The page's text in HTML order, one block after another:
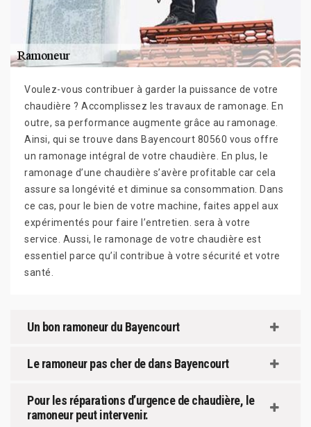
Voulez-vous contribuer à garder la puissance de votre
chaudière ? Accomplissez les travaux de ramonage. En
outre, sa performance augmente grâce au ramonage.
Ainsi, qui se trouve dans Bayencourt 80560 vous offre
un ramonage intégral de votre chaudière. En plus, le
ramonage d’une chaudière s’avère profitable car cela
assure sa longévité et diminue sa consommation. Dans
ce cas, pour le bien de votre machine, faites appel aux
expérimentés pour faire l’entretien. sera à votre
service. Aussi, le ramonage de votre chaudière est
essentiel parce qu’il contribue à votre sécurité et votre
santé.
Un bon ramoneur du Bayencourt
Le ramoneur pas cher de dans Bayencourt
Pour les réparations d’urgence de chaudière, le
ramoneur peut intervenir.